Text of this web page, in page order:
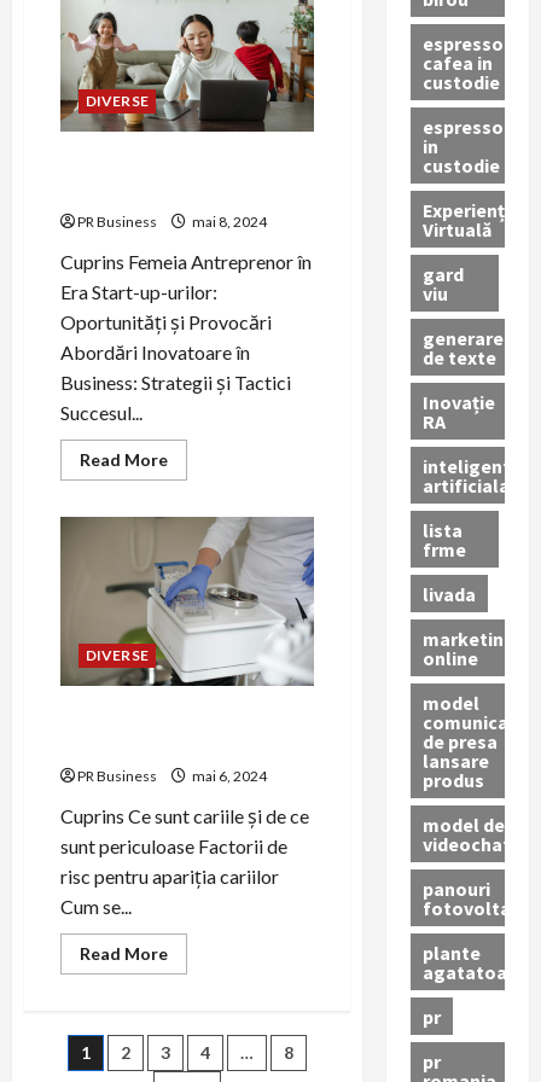
pentru
startup-
uri
fondate
de
femei
în
România
DIVERSE
PR Business mai 8, 2024
Cuprins Femeia Antreprenor în
Era Start-up-urilor:
Oportunități și Provocări
Abordări Inovatoare în
Business: Strategii și Tactici
Succesul...
Read MoreRead
more
Antreprenor
Era
Digitală
DIVERSE
PR Business mai 6, 2024
Cuprins Ce sunt cariile și de ce
sunt periculoase Factorii de
risc pentru apariția cariilor
Cum se...
Read MoreRead
more
tratamentul
cariilor
dentare.
Paginație
1 2 3 4 …
8
espressor
cafea in
custodie
espressor
in
custodie
Experiență
Virtuală
gard
viu
generare
de texte
Inovație
RA
inteligenta
artificiala
lista
frme
livada
marketing
online
model
comunicat
de presa
lansare
produs
model de
videochat
panouri
fotovoltaice
plante
agatatoare
pr
pr